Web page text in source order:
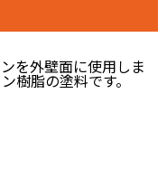
を外壁面に使用しま
樹脂の塗料です。